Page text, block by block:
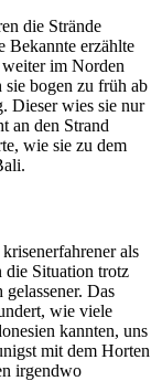
die Strände
Bekannte erzählte
im Norden
sie bogen zu früh ab
Dieser wies sie nur
an den Strand
wie sie zu dem
als
die Situation trotz
Das
wie viele
kannten, uns
mit dem Horten
irgendwo